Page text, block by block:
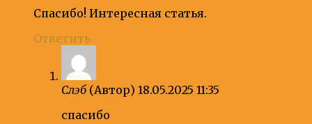
Спасибо! Интересная статья.
Ответить
Слэб (Автор) 18.05.2025 11:35
спасибо